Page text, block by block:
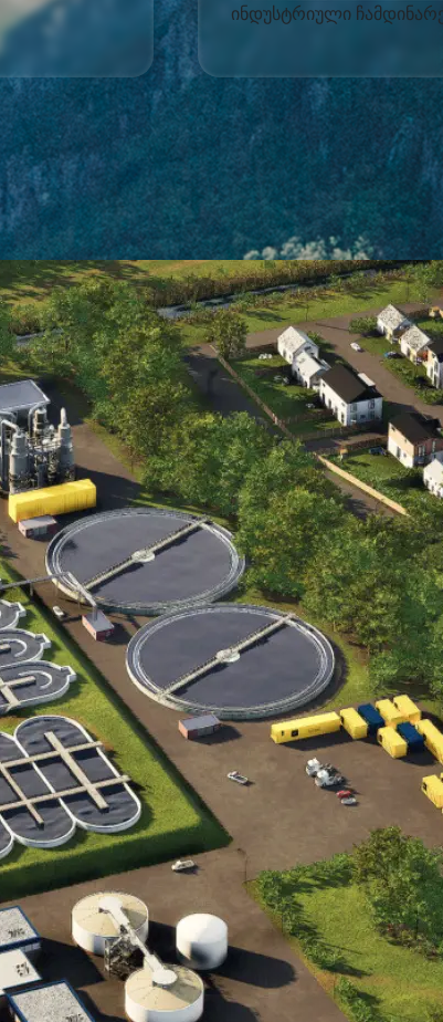
ინდუსტრიული
რომლებიც წლების განმავლობაში
და ქართულ კომპანიებში,
რომელიც დამყარებული
ქვეყნების
ორიენტირებული
მოეკიდებოდა მომხმარებელთა
წყლის სისტემების
და ჩამდინარე წყლების
ექსპლუატაციაში გაშვებასა და
ვერიფიკაციას და ა.შ. ვმუშაობთ
და წარმოვადგენთ ისეთ
HACH, ATB Water, In-Situ,
Pentair და სხვა.